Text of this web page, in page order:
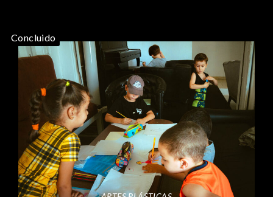
Concluido